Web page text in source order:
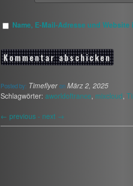
Name, E-Mail-Adresse und
Posted by: Timeflyer on März 2, 2025
Schlagwörter: aworldoftrance, mixcloud,
← previous - next →